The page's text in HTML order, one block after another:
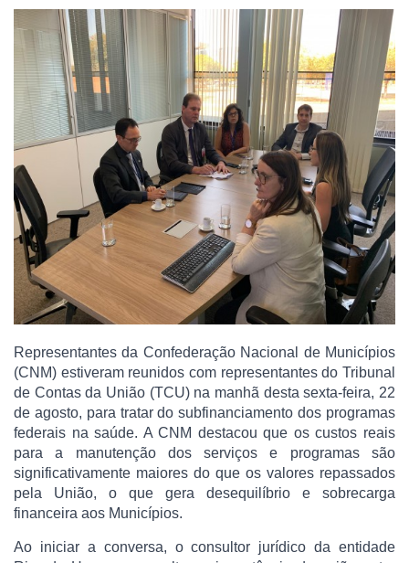
Representantes da Confederação Nacional de Municípios
(CNM) estiveram reunidos com representantes do Tribunal
de Contas da União (TCU) na manhã desta sexta-feira, 22
de agosto, para tratar do subfinanciamento dos programas
federais na saúde. A CNM destacou que os custos reais
para a manutenção dos serviços e programas são
significativamente maiores do que os valores repassados
pela União, o que gera desequilíbrio e sobrecarga
financeira aos Municípios.
Ao iniciar a conversa, o consultor jurídico da entidade